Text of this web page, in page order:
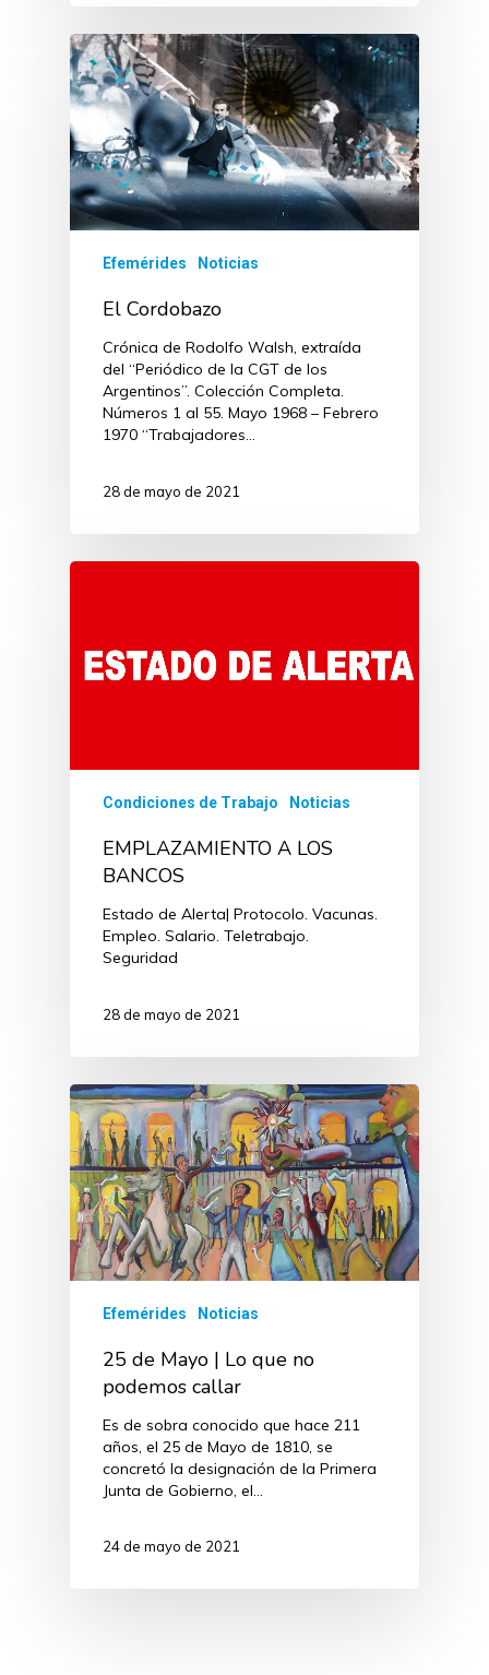
Efemérides Noticias
El Cordobazo
Crónica de Rodolfo Walsh, extraída
del “Periódico de la CGT de los
Argentinos”. Colección Completa.
Números 1 al 55. Mayo 1968 – Febrero
1970 “Trabajadores…
28 de mayo de 2021
Condiciones de Trabajo Noticias
EMPLAZAMIENTO A LOS
BANCOS
Estado de Alerta| Protocolo. Vacunas.
Empleo. Salario. Teletrabajo.
Seguridad
28 de mayo de 2021
Efemérides Noticias
25 de Mayo | Lo que no
podemos callar
Es de sobra conocido que hace 211
años, el 25 de Mayo de 1810, se
concretó la designación de la Primera
Junta de Gobierno, el…
24 de mayo de 2021